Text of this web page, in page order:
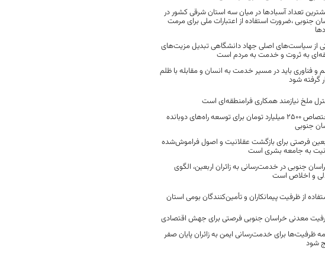
تعداد آسبادها در میان سه استان شرقی کشور در
جنوبی ،ضرورت استفاده از اعتبارات ملی برای مرمت
از سیاست‌های اصلی جهاد دانشگاهی تبدیل مزیت‌های
به ثروت و خدمت به مردم است
و فناوری باید در مسیر خدمت به انسان و مقابله با ظلم
گرفته شود
ملخ نیازمند همکاری فرامنطقه‌ای است
اختصاص 2500 میلیارد تومان برای توسعه راه‌های دوبانده
جنوبی
فرصتی برای بازگشت عقلانیت و اصول فراموش‌شده
به جامعه بشری است
جنوبی در خدمت‌رسانی به زائران اربعین، الگوی
و اخلاص است
از ظرفیت پیمانکاران و تأمین‌کنندگان بومی استان
معدنی خراسان جنوبی فرصتی برای جهش اقتصادی
ظرفیت‌ها برای خدمت‌رسانی ایمن به زائران پایان صفر
شود